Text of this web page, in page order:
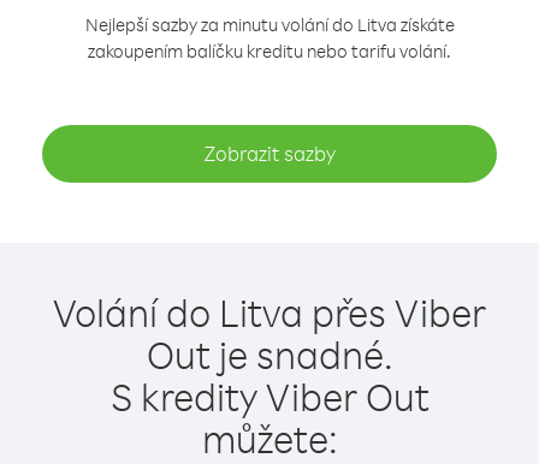
Nejlepší sazby za minutu volání do Litva získáte
zakoupením balíčku kreditu nebo tarifu volání.
Zobrazit sazby
Volání do Litva přes Viber
Out je snadné.
S kredity Viber Out
můžete: